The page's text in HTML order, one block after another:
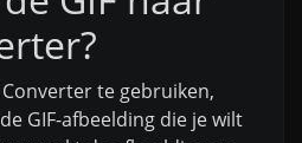
Converter te gebruiken,
GIF-afbeelding die je wilt